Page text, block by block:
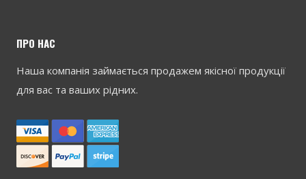
ПРО НАС
Наша компанія займається продажем якісної продукції
для вас та ваших рідних.